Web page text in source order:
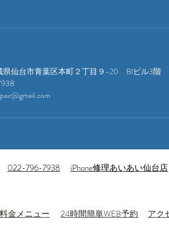
県仙台市青葉区本町２丁目９-20 BIビル3階
022-796-7938 iPhone修理あいあい仙台店
金メニュー 24時間簡単WEB予約 アク